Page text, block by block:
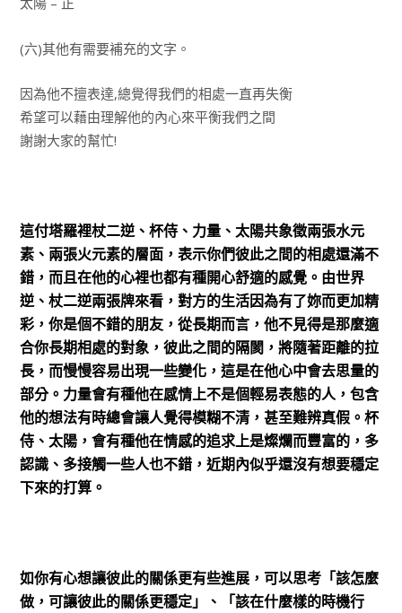
(六)其他有需要補充的文字。
因為他不擅表達,總覺得我們的相處一直再失衡
希望可以藉由理解他的內心來平衡我們之間
謝謝大家的幫忙!
這付塔羅裡杖二逆、杯侍、力量、太陽共象徵兩張水元
素、兩張火元素的層面，表示你們彼此之間的相處還滿不
錯，而且在他的心裡也都有種開心舒適的感覺。由世界
逆、杖二逆兩張牌來看，對方的生活因為有了妳而更加精
彩，你是個不錯的朋友，從長期而言，他不見得是那麼適
合你長期相處的對象，彼此之間的隔閡，將隨著距離的拉
長，而慢慢容易出現一些變化，這是在他心中會去思量的
部分。力量會有種他在感情上不是個輕易表態的人，包含
他的想法有時總會讓人覺得模糊不清，甚至難辨真假。杯
侍、太陽，會有種他在情感的追求上是燦爛而豐富的，多
認識、多接觸一些人也不錯，近期內似乎還沒有想要穩定
下來的打算。
如你有心想讓彼此的關係更有些進展，可以思考「該怎麼
做，可讓彼此的關係更穩定」、「該在什麼樣的時機行